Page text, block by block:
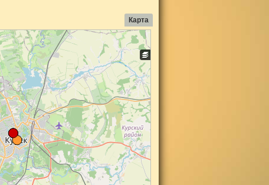
Карта